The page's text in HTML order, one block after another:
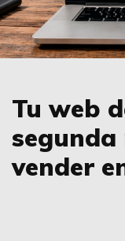
Tu web
vender